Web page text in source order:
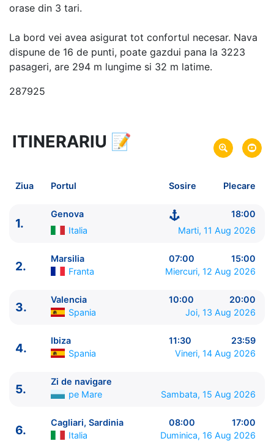
orase din 3 tari.
La bord vei avea asigurat tot confortul necesar. Nava
dispune de 16 de punti, poate gazdui pana la 3223
pasageri, are 294 m lungime si 32 m latime.
287925
8 zile vacanta de croaziera in
Marea Mediterana de Vest -
Plecare pe 11 Aug 2026 din Genova, Italia
MSC Cruises
ITINERARIU
----------------------------------------
1. Genova Italia
ITINERARIU 📝
Ziua Portul Sosire Plecare
1.
Genova
18:00
Italia
Marti, 11 Aug 2026
2.
Marsilia 07:00
15:00
Franta
Miercuri, 12 Aug 2026
3.
Valencia 10:00
20:00
Spania
Joi, 13 Aug 2026
4.
Ibiza 11:30
23:59
Spania
Vineri, 14 Aug 2026
5.
Zi de navigare
pe Mare
Sambata, 15 Aug 2026
6.
Cagliari, Sardinia 08:00
17:00
Italia
Duminica, 16 Aug 2026